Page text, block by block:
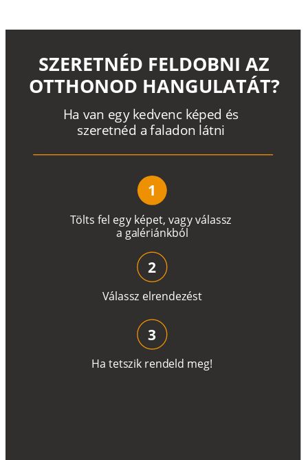
Tölts fel egy képet, vagyválassz
a galériánkból
Ha van egy kedvenc képed és
szeretnéd a faladon látni
SZERETNÉD FELDOBNI AZ
OTTHONOD HANGULATÁT?
1
Válassz elrendezést
2
Ha tetszik rendeld meg!
3